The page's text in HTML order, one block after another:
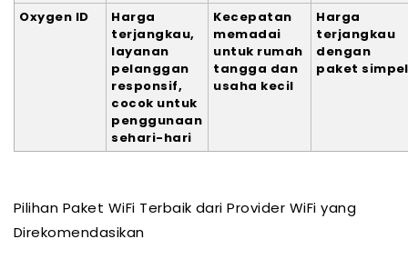
Oxygen ID
Harga
terjangkau,
layanan
pelanggan
responsif,
cocok untuk
penggunaan
sehari-hari
Kecepatan
memadai
untuk rumah
tangga dan
usaha kecil
Harga
terjangkau
dengan
paket simpel
Pilihan Paket WiFi Terbaik dari Provider WiFi yang
Direkomendasikan